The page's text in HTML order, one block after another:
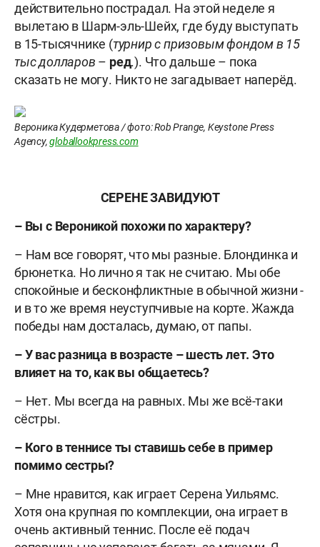
действительно пострадал. На этой неделе я
вылетаю в Шарм-эль-Шейх, где буду выступать
в 15-тысячнике (турнир с призовым фондом в 15
тыс долларов – ред.). Что дальше – пока
сказать не могу. Никто не загадывает наперёд.
Вероника Кудерметова / фото: Rob Prange, Keystone Press
Agency,globallookpress.com
СЕРЕНЕ ЗАВИДУЮТ
– Вы с Вероникой похожи по характеру?
– Нам все говорят, что мы разные. Блондинка и
брюнетка. Но лично я так не считаю. Мы обе
спокойные и бесконфликтные в обычной жизни -
и в то же время неуступчивые на корте. Жажда
победы нам досталась, думаю, от папы.
– У вас разница в возрасте – шесть лет. Это
влияет на то, как вы общаетесь?
– Нет. Мы всегда на равных. Мы же всё-таки
сёстры.
– Кого в теннисе ты ставишь себе в пример
помимо сестры?
– Мне нравится, как играет Серена Уильямс.
Хотя она крупная по комплекции, она играет в
очень активный теннис. После её подач